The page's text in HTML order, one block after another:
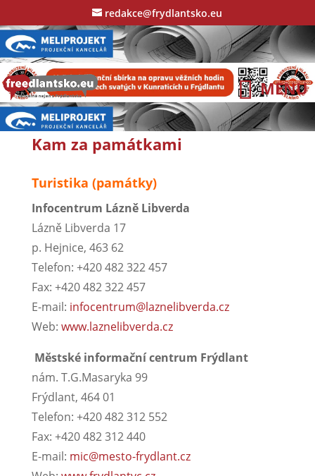
redakce@frydlantsko.eu
Kam za památkami
Turistika (památky)
Infocentrum Lázně Libverda
Lázně Libverda 17
p. Hejnice, 463 62
Telefon: +420 482 322 457
Fax: +420 482 322 457
E-mail: infocentrum@laznelibverda.cz
Web: www.laznelibverda.cz
Městské informační centrum Frýdlant
nám. T.G.Masaryka 99
Frýdlant, 464 01
Telefon: +420 482 312 552
Fax: +420 482 312 440
E-mail: mic@mesto-frydlant.cz